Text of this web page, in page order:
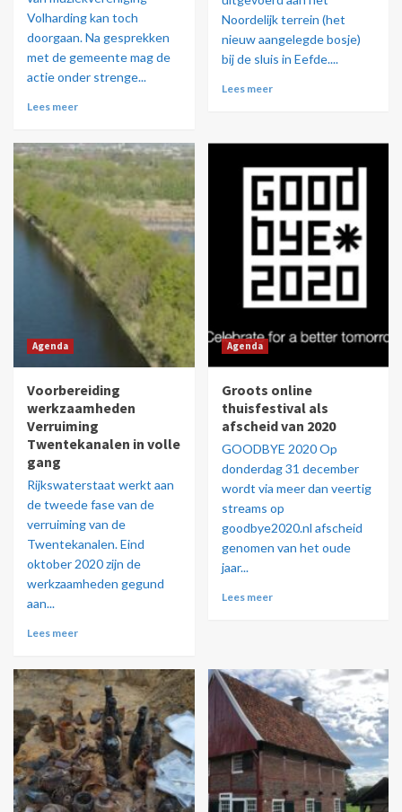
Volharding kan toch
doorgaan. Na gesprekken
met de gemeente mag de
actie onder strenge...
Lees meer
Noordelijk terrein (het
nieuw aangelegde bosje)
bij de sluis in Eefde....
Lees meer
Agenda
Voorbereiding
werkzaamheden
Verruiming
Twentekanalen in volle
gang
Rijkswaterstaat werkt aan
de tweede fase van de
verruiming van de
Twentekanalen. Eind
oktober 2020 zijn de
werkzaamheden gegund
aan...
Lees meer
Agenda
Groots online
thuisfestival als
afscheid van 2020
GOODBYE 2020 Op
donderdag 31 december
wordt via meer dan veertig
streams op
goodbye2020.nl afscheid
genomen van het oude
jaar...
Lees meer